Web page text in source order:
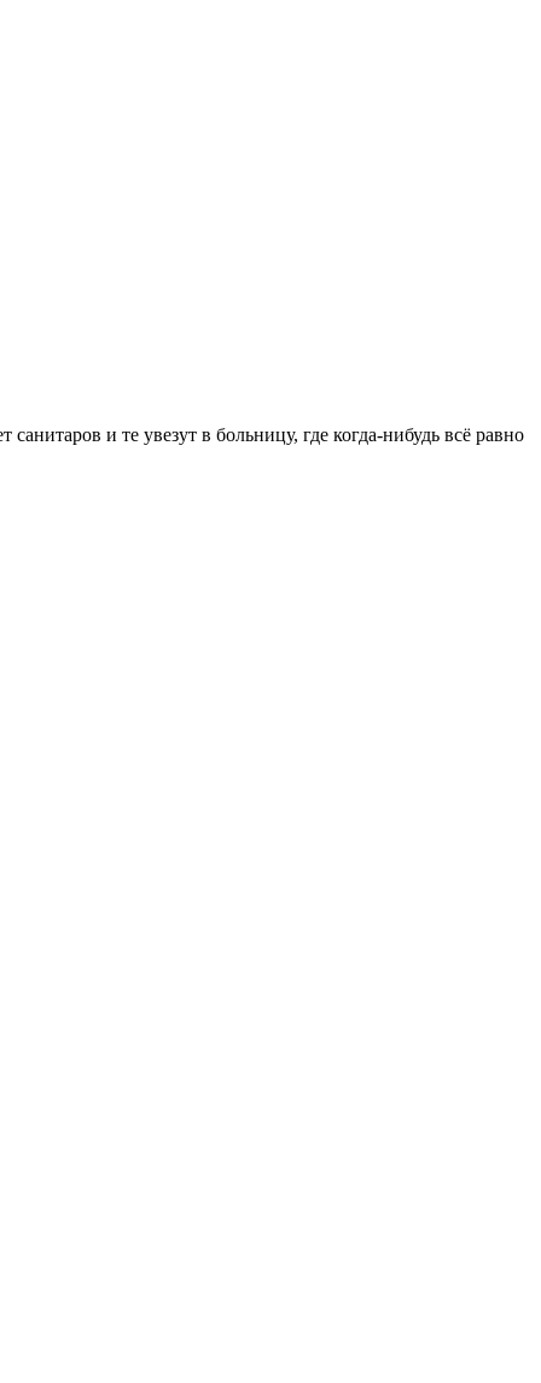
и те увезут в больницу, где когда-нибудь всё равно